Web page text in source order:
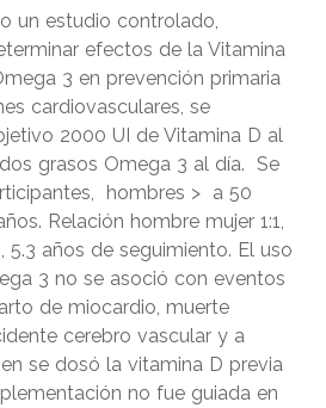
un estudio controlado,
efectos de la Vitamina
3 en prevención primaria
cardiovasculares, se
2000 UI de Vitamina D al
grasos Omega 3 al día. Se
hombres > a 50
Relación hombre mujer 1:1,
5.3 años de seguimiento. El uso
3 no se asoció con eventos
de miocardio, muerte
cerebro vascular y a
se dosó la vitamina D previa
no fue guiada en